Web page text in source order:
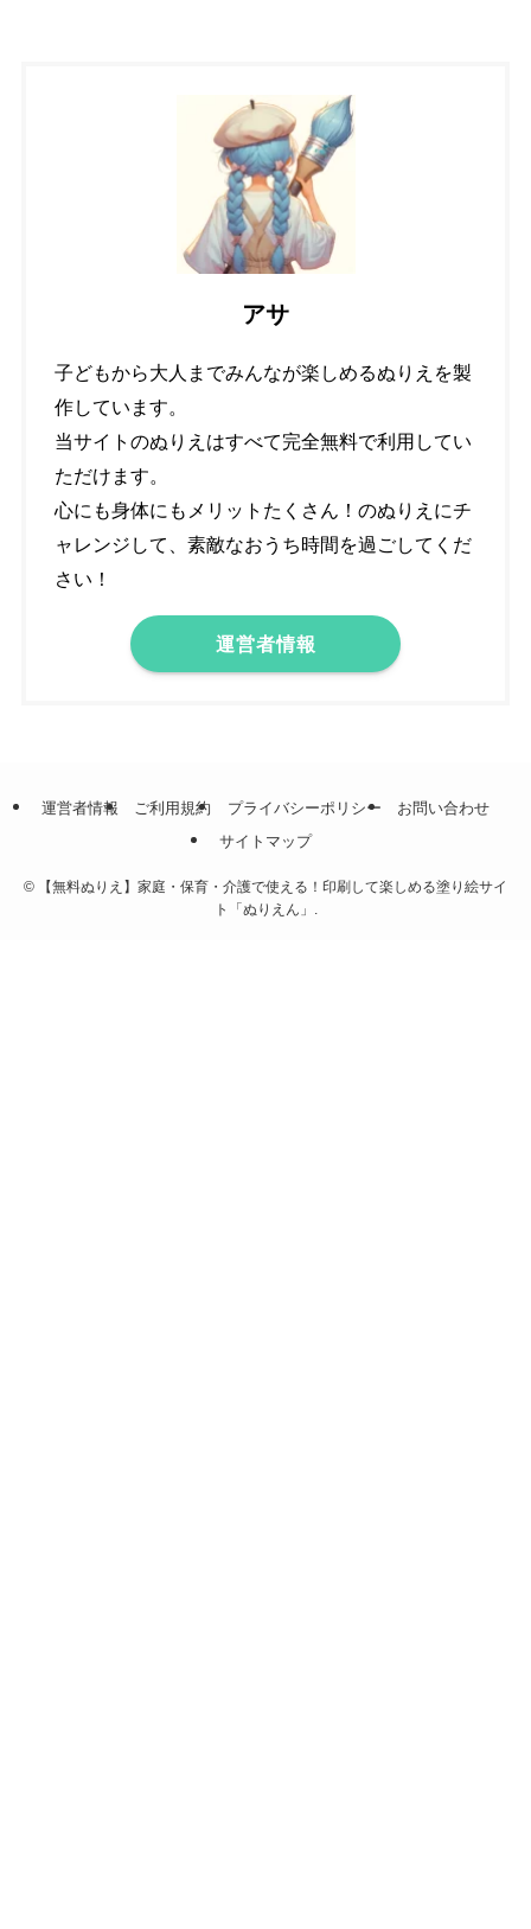
アサ
子どもから大人までみんなが楽しめるぬりえを製
作しています。
当サイトのぬりえはすべて完全無料で利用してい
ただけます。
心にも身体にもメリットたくさん！のぬりえにチ
ャレンジして、素敵なおうち時間を過ごしてくだ
さい！
運営者情報
運営者情報 ご利用規約 プライバシーポリシー
お問い合わせ
サイトマップ
© 【無料ぬりえ】家庭・保育・介護で使える！印刷して楽しめる塗り絵サイ
ト「ぬりえん」.